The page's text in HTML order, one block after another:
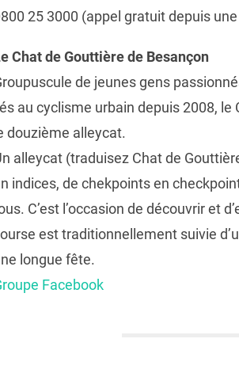
25 3000 (appel gratuit depuis
Chat de Gouttière de Besançon
de jeunes gens
au cyclisme urbain depuis 2008,
douzième alleycat.
alleycat (traduisez Chat de
indices, de chekpoints en
C’est l’occasion de découvrir et
est traditionnellement suivie
longue fête.
Facebook